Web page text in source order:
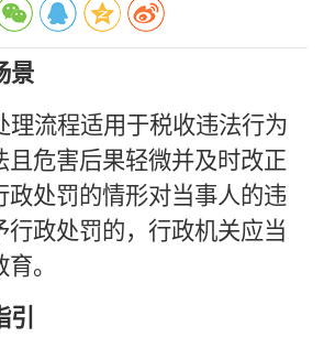
景
理流程适用于税收违法行为
且危害后果轻微并及时改正
政处罚的情形对当事人的违
行政处罚的，行政机关应当
育。